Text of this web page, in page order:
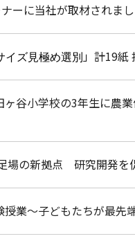
ーに当社が取材されま
ズ見極め選別 」計19紙
ヶ谷小学校の3年生に農
場の新拠点 研究開発を
業～子どもたちが最先